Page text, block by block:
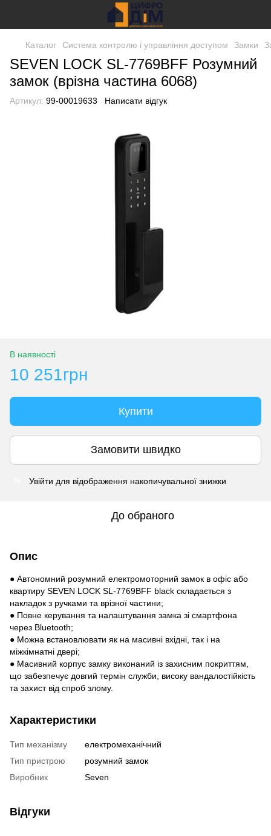
Каталог Система контролю і управління доступом Замки
SEVEN LOCK SL-7769BFF Розумний
замок (врізна частина 6068)
Артикул: 99-00019633 Написати відгук
В наявності
10 251грн
Купити
Замовити швидко
Увійти для відображення накопичувальної знижки
До обраного
Опис
● Автономний розумний електромоторний замок в офіс або
квартиру SEVEN LOCK SL-7769BFF black складається з
накладок з ручками та врізної частини;
● Повне керування та налаштування замка зі смартфона
через Bluetooth;
● Можна встановлювати як на масивні вхідні, так і на
міжкімнатні двері;
● Масивний корпус замку виконаний із захисним покриттям,
що забезпечує довгий термін служби, високу вандалостійкість
та захист від спроб злому.
Характеристики
Тип механізму
електромеханічний
Тип пристрою
розумний замок
Виробник
Seven
Відгуки